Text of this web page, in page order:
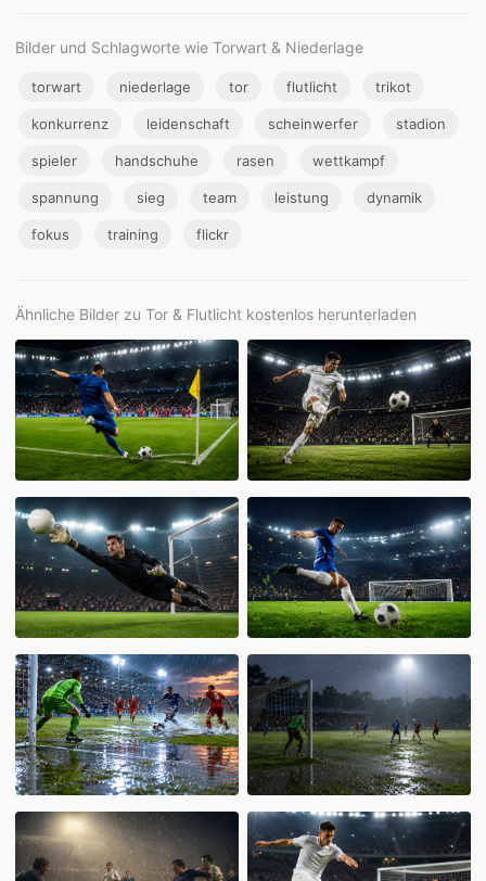
Bilder und Schlagworte wie Torwart & Niederlage
torwart niederlage tor flutlicht trikot
konkurrenz leidenschaft scheinwerfer stadion
spieler handschuhe rasen wettkampf
spannung sieg team leistung dynamik
fokus training flickr
Ähnliche Bilder zu Tor & Flutlicht kostenlos herunterladen